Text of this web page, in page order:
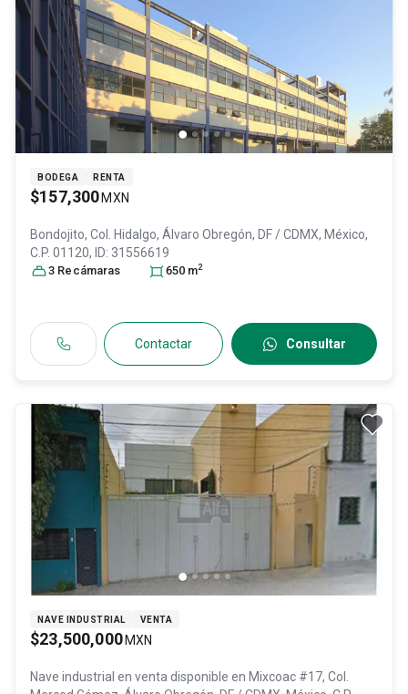
BODEGA RENTA
$157,300 MXN
Bondojito, Col. Hidalgo, Álvaro Obregón, DF / CDMX, México,
C.P. 01120, ID: 31556619
3 Recámaras 650 m2
Contactar Consultar
NAVE INDUSTRIAL VENTA
$23,500,000 MXN
Nave industrial en venta disponible en Mixcoac #17, Col.